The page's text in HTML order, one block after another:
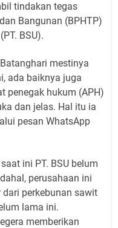
tindakan tegas
Bangunan (BPHTP)
BSU).
mestinya
ada baiknya juga
penegak hukum (APH)
dan jelas. Hal itu ia
pesan WhatsApp
ini PT. BSU belum
perusahaan ini
perkebunan sawit
lama ini.
memberikan